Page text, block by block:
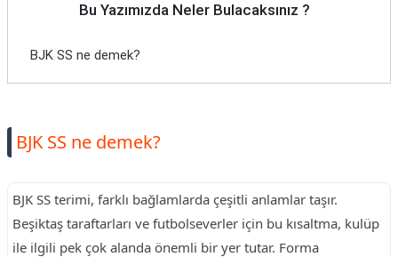
Bu Yazımızda Neler Bulacaksınız ?
BJK SS ne demek?
BJK SS ne demek?
BJK SS terimi, farklı bağlamlarda çeşitli anlamlar taşır.
Beşiktaş taraftarları ve futbolseverler için bu kısaltma, kulüp
ile ilgili pek çok alanda önemli bir yer tutar. Forma